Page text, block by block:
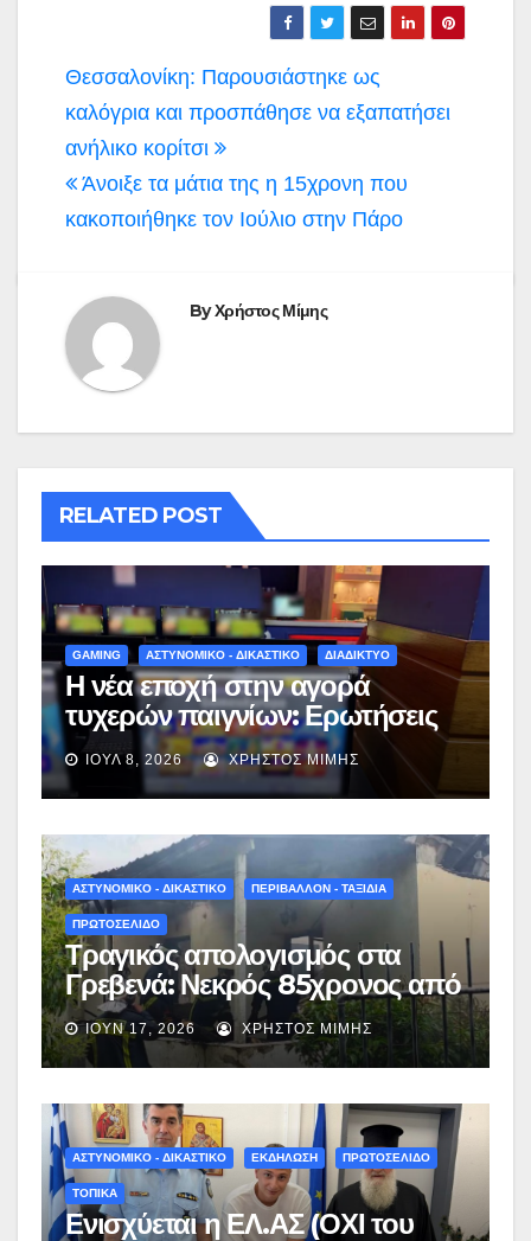
Πλοήγηση
άρθρων
Θεσσαλονίκη: Παρουσιάστηκε ως
καλόγρια και προσπάθησε να εξαπατήσει
ανήλικο κορίτσι
Άνοιξε τα μάτια της η 15χρονη που
κακοποιήθηκε τον Ιούλιο στην Πάρο
ByΧρήστος Μίμης
RELATED POST
GAMING ΑΣΤΥΝΟΜΙΚΟ - ΔΙΚΑΣΤΙΚΟ ΔΙΑΔΙΚΤΥΟ
Η νέα εποχή στην αγορά
τυχερών παιγνίων: Ερωτήσεις
και απαντήσεις για το νέο
νομοσχέδιο
ΙΟΎΛ 8, 2026 ΧΡΉΣΤΟΣ ΜΊΜΗΣ
ΑΣΤΥΝΟΜΙΚΟ - ΔΙΚΑΣΤΙΚΟ ΠΕΡΙΒΑΛΛΟΝ - ΤΑΞΙΔΙΑ
ΠΡΩΤΟΣΕΛΙΔΟ
Τραγικός απολογισμός στα
Γρεβενά: Νεκρός 85χρονος από
πυρκαγιά σε σπίτι στον
Δεσπότη
ΙΟΎΝ 17, 2026 ΧΡΉΣΤΟΣ ΜΊΜΗΣ
ΑΣΤΥΝΟΜΙΚΟ - ΔΙΚΑΣΤΙΚΟ ΕΚΔΗΛΩΣΗ ΠΡΩΤΟΣΕΛΙΔΟ
ΤΟΠΙΚΑ
Ενισχύεται η ΕΛ.ΑΣ (ΟΧΙ του